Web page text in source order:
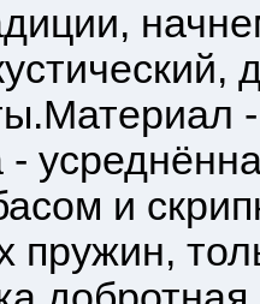
и
пружин,